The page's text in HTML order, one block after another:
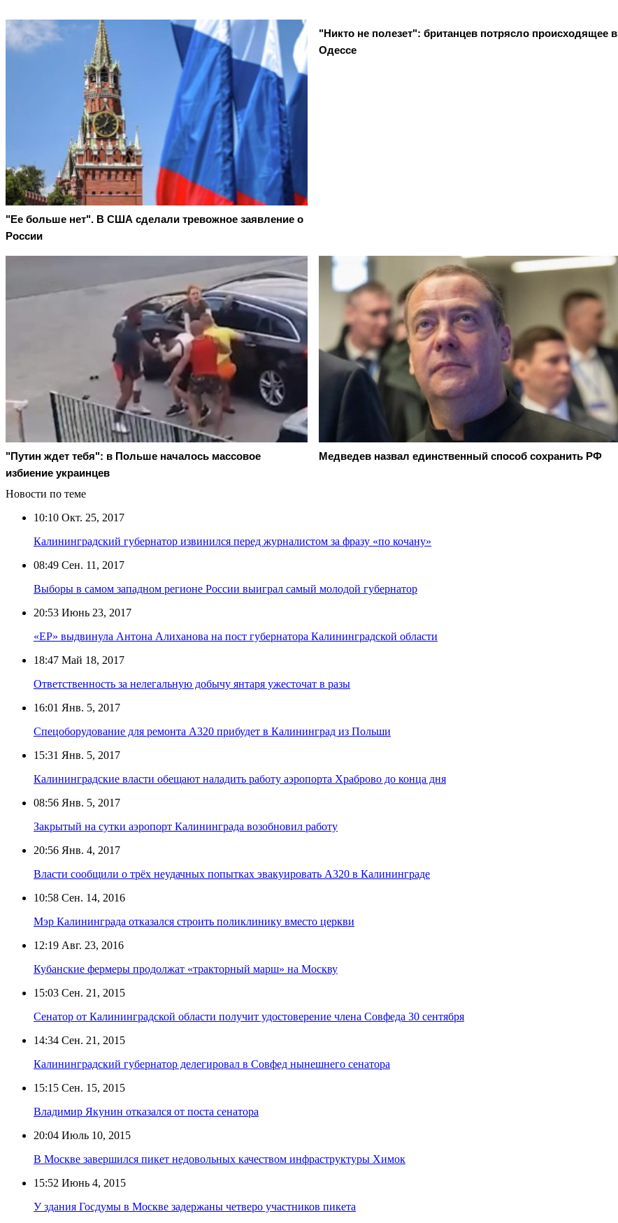
"Ее больше нет". В США сделали тревожное заявление о
России
"Никто не полезет": британцев потрясло происходящее в
Одессе
"Путин ждет тебя": в Польше началось массовое
избиение украинцев
Медведев назвал единственный способ сохранить РФ
Новости по теме
10:10 Окт. 25, 2017
Калининградский губернатор извинился перед журналистом за фразу «по кочану»
08:49 Сен. 11, 2017
Выборы в самом западном регионе России выиграл самый молодой губернатор
20:53 Июнь 23, 2017
«ЕР» выдвинула Антона Алиханова на пост губернатора Калининградской области
18:47 Май 18, 2017
Ответственность за нелегальную добычу янтаря ужесточат в разы
16:01 Янв. 5, 2017
Спецоборудование для ремонта А320 прибудет в Калининград из Польши
15:31 Янв. 5, 2017
Калининградские власти обещают наладить работу аэропорта Храброво до конца дня
08:56 Янв. 5, 2017
Закрытый на сутки аэропорт Калининграда возобновил работу
20:56 Янв. 4, 2017
Власти сообщили о трёх неудачных попытках эвакуировать А320 в Калининграде
10:58 Сен. 14, 2016
Мэр Калининграда отказался строить поликлинику вместо церкви
12:19 Авг. 23, 2016
Кубанские фермеры продолжат «тракторный марш» на Москву
15:03 Сен. 21, 2015
Сенатор от Калининградской области получит удостоверение члена Совфеда 30 сентября
14:34 Сен. 21, 2015
Калининградский губернатор делегировал в Совфед нынешнего сенатора
15:15 Сен. 15, 2015
Владимир Якунин отказался от поста сенатора
20:04 Июль 10, 2015
В Москве завершился пикет недовольных качеством инфраструктуры Химок
15:52 Июнь 4, 2015
У здания Госдумы в Москве задержаны четверо участников пикета